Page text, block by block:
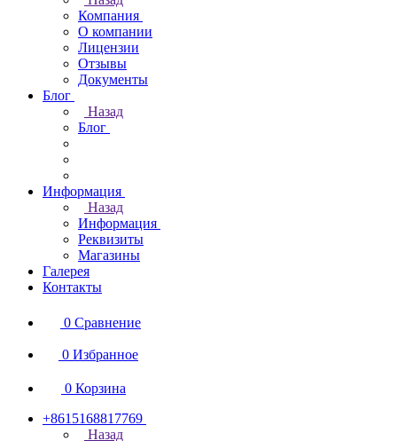
Компания
О компании
Лицензии
Отзывы
Документы
Блог
Назад
Блог
Информация
Назад
Информация
Реквизиты
Магазины
Галерея
Контакты
0 Сравнение
0 Избранное
0 Корзина
+8615168817769
Назад